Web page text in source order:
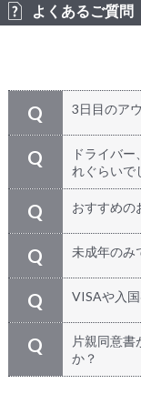
よくあるご質問
Q 3日目のア
A Pocono
Q
ドライバ
れぐらいで
A
チップは強
足頂けま
Q おすすめの
A
メープルシ
レート、
量も少なく
味で世界的
Q 未成年のみ
A
18歳未満の
Q VISAや入
A
各種VISA
が出来ませ
（VISAを
Q
片親同意
か？